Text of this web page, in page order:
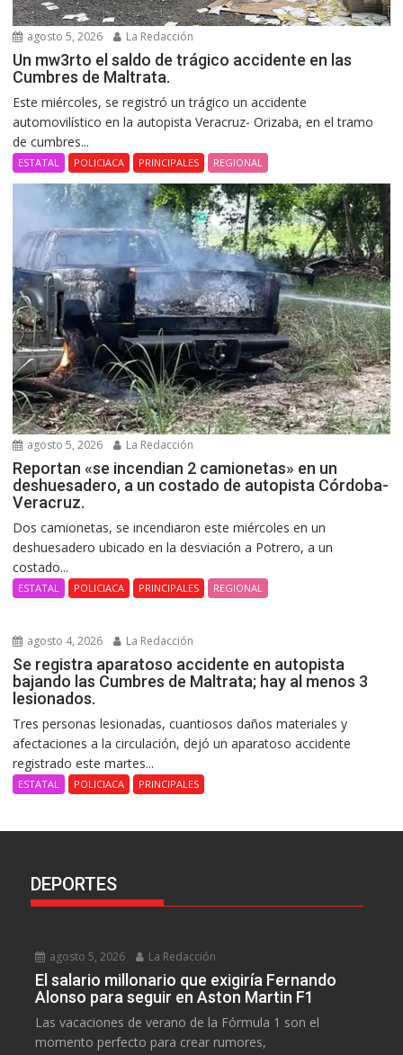
agosto 5, 2026 La Redacción
Un mw3rto el saldo de trágico accidente en las
Cumbres de Maltrata.
Este miércoles, se registró un trágico un accidente
automovilístico en la autopista Veracruz- Orizaba, en el tramo
de cumbres...
ESTATAL POLICIACA PRINCIPALES REGIONAL
agosto 5, 2026 La Redacción
Reportan «se incendian 2 camionetas» en un
deshuesadero, a un costado de autopista Córdoba-
Veracruz.
Dos camionetas, se incendiaron este miércoles en un
deshuesadero ubicado en la desviación a Potrero, a un
costado...
ESTATAL POLICIACA PRINCIPALES REGIONAL
agosto 4, 2026 La Redacción
Se registra aparatoso accidente en autopista
bajando las Cumbres de Maltrata; hay al menos 3
lesionados.
Tres personas lesionadas, cuantiosos daños materiales y
afectaciones a la circulación, dejó un aparatoso accidente
registrado este martes...
ESTATAL POLICIACA PRINCIPALES
DEPORTES
agosto 5, 2026 La Redacción
El salario millonario que exigiría Fernando
Alonso para seguir en Aston Martin F1
Las vacaciones de verano de la Fórmula 1 son el
momento perfecto para crear rumores,